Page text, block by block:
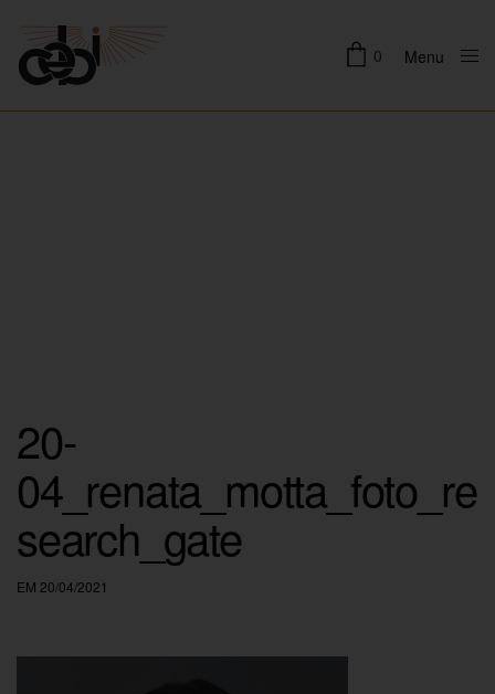
0 Menu
20-
04_renata_motta_foto_re
search_gate
EM 20/04/2021